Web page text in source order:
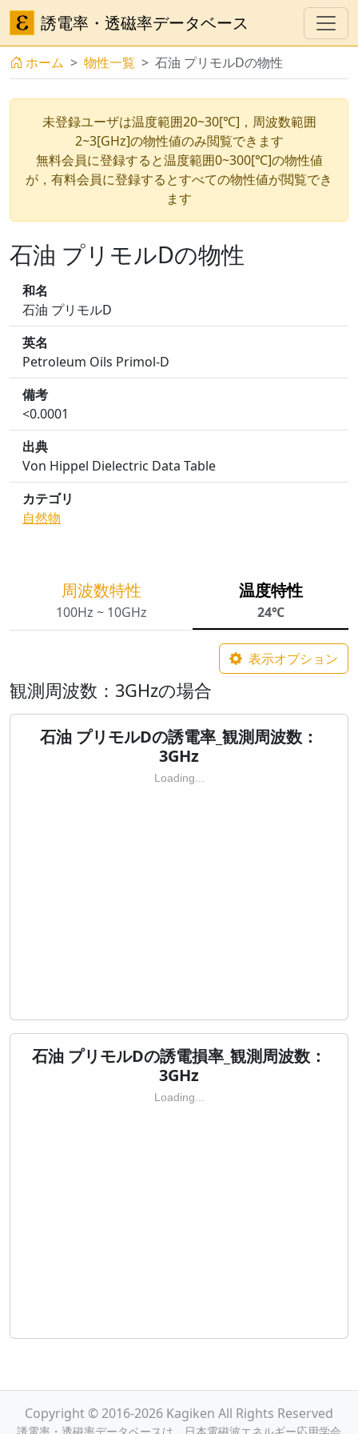
誘電率・透磁率データベース
ホーム 物性一覧 石油 プリモルDの物性
未登録ユーザは温度範囲20~30[℃]，周波数範囲
2~3[GHz]の物性値のみ閲覧できます
無料会員に登録すると温度範囲0~300[℃]の物性値
が，有料会員に登録するとすべての物性値が閲覧でき
ます
石油 プリモルDの物性
和名
石油 プリモルD
英名
Petroleum Oils Primol-D
備考
<0.0001
出典
Von Hippel Dielectric Data Table
カテゴリ
自然物
周波数特性
100Hz ~ 10GHz
温度特性
24℃
表示オプション
観測周波数：3GHzの場合
石油 プリモルDの誘電率_観測周波数：
3GHz
Loading...
石油 プリモルDの誘電損率_観測周波数：
3GHz
Loading...
Copyright © 2016-2026 Kagiken All Rights Reserved